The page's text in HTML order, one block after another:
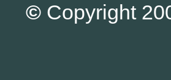
© Copyright